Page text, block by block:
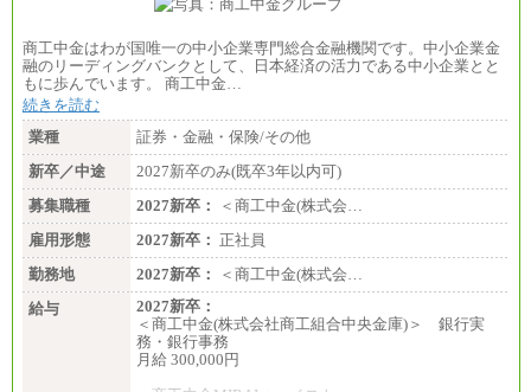
商工中金はわが国唯一の中小企業専門総合金融機関です。中小企業金
融のリーディングバンクとして、日本経済の活力である中小企業とと
もに歩んでいます。 商工中金…
続きを読む
業種
証券・金融・保険/その他
新卒／中途
2027新卒のみ(既卒3年以内可)
募集職種
2027新卒：
＜商工中金(株式会…
雇用形態
2027新卒： 正社員
勤務地
2027新卒：
＜商工中金(株式会…
給与
2027新卒：
＜商工中金(株式会社商工組合中央金庫)＞ 銀行実
務・銀行事務
月給 300,000円